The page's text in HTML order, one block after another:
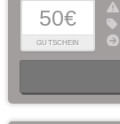
50€
GUTSCHEIN